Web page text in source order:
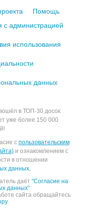
в ТОП-30 досок
уже более 150 000
с пользовательским
и ознакомлением с
в отношении
данных.
даёт "Согласие на
данных"
сайта обращайтесь
.
Помощь
с администрацией
использования
данных